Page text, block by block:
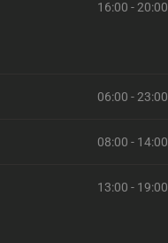
16:00 - 20:00
06:00 - 23:00
08:00 - 14:00
13:00 - 19:00